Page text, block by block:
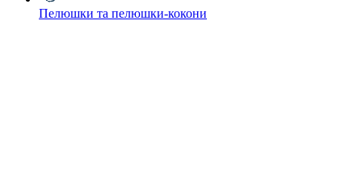
Пелюшки та пелюшки-кокони